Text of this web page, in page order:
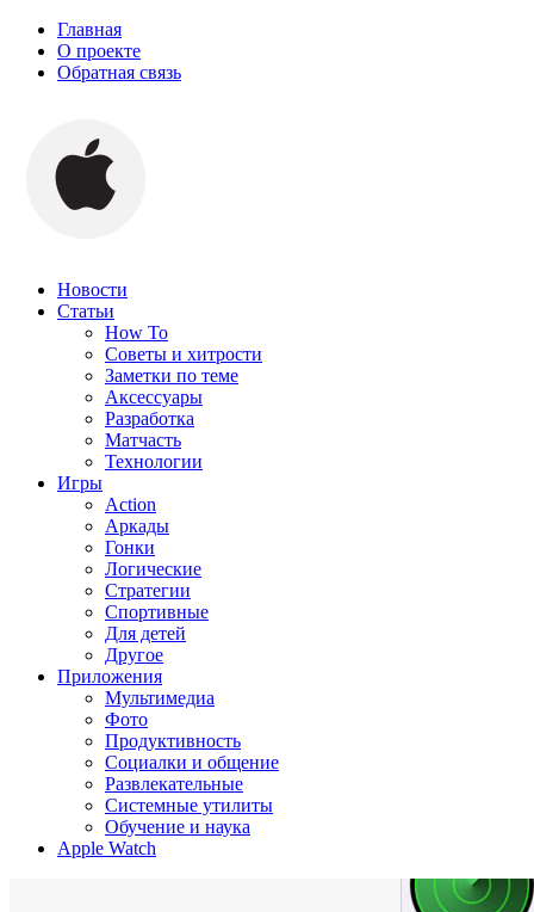
Главная
О проекте
Обратная связь
Новости
Статьи
How To
Советы и хитрости
Заметки по теме
Аксессуары
Разработка
Матчасть
Технологии
Игры
Action
Аркады
Гонки
Логические
Стратегии
Спортивные
Для детей
Другое
Приложения
Мультимедиа
Фото
Продуктивность
Социалки и общение
Развлекательные
Системные утилиты
Обучение и наука
Apple Watch